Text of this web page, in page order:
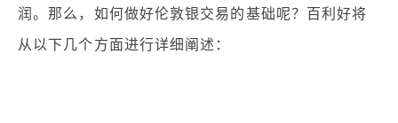
润。那么，如何做好伦敦银交易的基础呢？百利好将
从以下几个方面进行详细阐述：